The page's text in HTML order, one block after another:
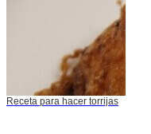
Receta para hacer torrijas